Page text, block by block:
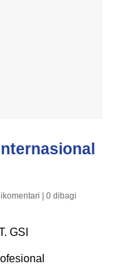
| 0 dibagi
GSI